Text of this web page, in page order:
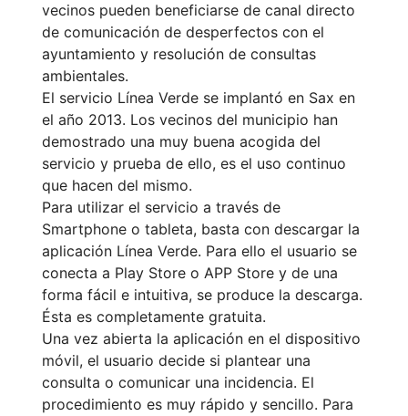
vecinos pueden beneficiarse de canal directo
de comunicación de desperfectos con el
ayuntamiento y resolución de consultas
ambientales.
El servicio Línea Verde se implantó en Sax en
el año 2013. Los vecinos del municipio han
demostrado una muy buena acogida del
servicio y prueba de ello, es el uso continuo
que hacen del mismo.
Para utilizar el servicio a través de
Smartphone o tableta, basta con descargar la
aplicación Línea Verde. Para ello el usuario se
conecta a Play Store o APP Store y de una
forma fácil e intuitiva, se produce la descarga.
Ésta es completamente gratuita.
Una vez abierta la aplicación en el dispositivo
móvil, el usuario decide si plantear una
consulta o comunicar una incidencia. El
procedimiento es muy rápido y sencillo. Para